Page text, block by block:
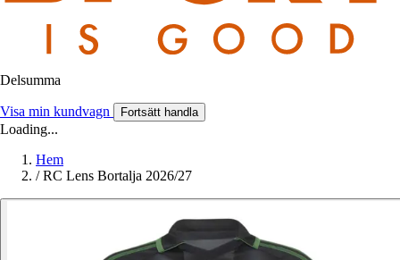
Delsumma
Visa min kundvagn Fortsätt handla
Loading...
Hem
/ RC Lens Bortalja 2026/27